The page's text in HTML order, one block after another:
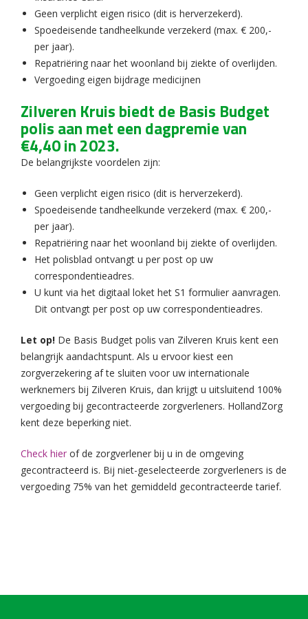
Geen verplicht eigen risico (dit is herverzekerd).
Spoedeisende tandheelkunde verzekerd (max. € 200,-
per jaar).
Repatriëring naar het woonland bij ziekte of overlijden.
Vergoeding eigen bijdrage medicijnen
Zilveren Kruis biedt de Basis Budget
polis aan met een dagpremie van
€4,40 in 2023.
De belangrijkste voordelen zijn:
Geen verplicht eigen risico (dit is herverzekerd).
Spoedeisende tandheelkunde verzekerd (max. € 200,-
per jaar).
Repatriëring naar het woonland bij ziekte of overlijden.
Het polisblad ontvangt u per post op uw
correspondentieadres.
U kunt via het digitaal loket het S1 formulier aanvragen.
Dit ontvangt per post op uw correspondentieadres.
Let op! De Basis Budget polis van Zilveren Kruis kent een
belangrijk aandachtspunt. Als u ervoor kiest een
zorgverzekering af te sluiten voor uw internationale
werknemers bij Zilveren Kruis, dan krijgt u uitsluitend 100%
vergoeding bij gecontracteerde zorgverleners. HollandZorg
kent deze beperking niet.
Check hier of de zorgverlener bij u in de omgeving
gecontracteerd is. Bij niet-geselecteerde zorgverleners is de
vergoeding 75% van het gemiddeld gecontracteerde tarief.